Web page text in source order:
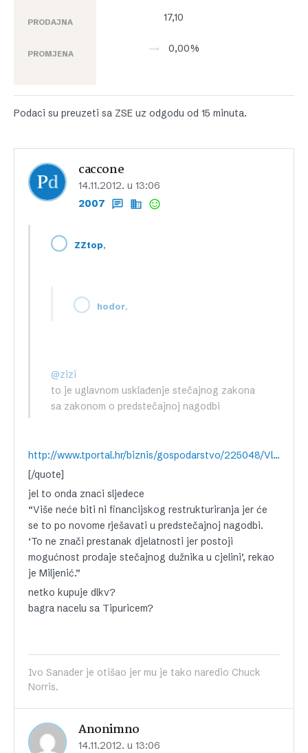
PRODAJNA
PROMJENA
17,10
0,00%
Podaci su preuzeti sa ZSE uz odgodu od 15 minuta.
caccone
14.11.2012. u 13:06
2007
ZZtop,
hodor,
@zizi
to je uglavnom usklađenje stečajnog zakona
sa zakonom o predstečajnoj nagodbi
http://www.tportal.hr/biznis/gospodarstvo/225048/Vlada-izmjenama-zakona-ubrzava-postupak-stecaja.html
[/quote]
jel to onda znaci sljedece
“Više neće biti ni financijskog restrukturiranja jer će
se to po novome rješavati u predstečajnoj nagodbi.
‘To ne znači prestanak djelatnosti jer postoji
mogućnost prodaje stečajnog dužnika u cjelini’, rekao
je Miljenić.”
netko kupuje dlkv?
bagra nacelu sa Tipuricem?
Ivo Sanader je otišao jer mu je tako naredio Chuck
Norris.
Anonimno
14.11.2012. u 13:06